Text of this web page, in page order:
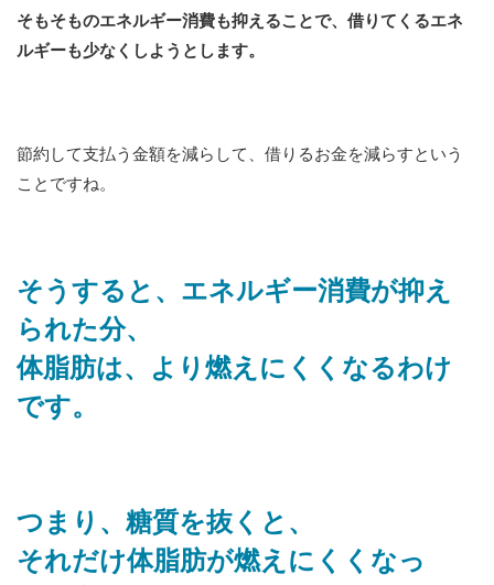
そもそものエネルギー消費も抑えることで、借りてくるエネ
ルギーも少なくしようとします。
節約して支払う金額を減らして、借りるお金を減らすという
ことですね。
そうすると、エネルギー消費が抑え
られた分、
体脂肪は、より燃えにくくなるわけ
です。
つまり、糖質を抜くと、
それだけ体脂肪が燃えにくくなっ